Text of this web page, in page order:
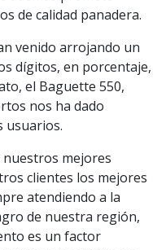
de calidad panadera.
venido arrojando un
dígitos, en porcentaje,
el Baguette 550,
nos ha dado
usuarios.
nuestros mejores
clientes los mejores
atendiendo a la
de nuestra región,
es un factor